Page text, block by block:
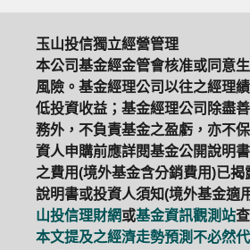
玉山投信獨立經營管理
本公司基金經金管會核准或同意
風險。基金經理公司以往之經理
低投資收益；基金經理公司除盡
務外，不負責基金之盈虧，亦不
資人申購前應詳閱基金公開說明
之費用(境外基金含分銷費用)已揭
說明書或投資人須知(境外基金適
山投信理財網或基金資訊觀測站
本文提及之經濟走勢預測不必然